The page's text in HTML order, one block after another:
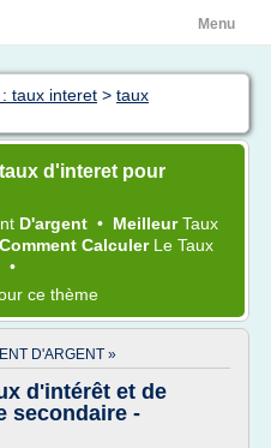
Menu
taux interet > taux
d'interet pour
D'argent • MeilleurTaux
Comment Calculer Le Taux
•
ce thème
D'ARGENT »
d'intérêt et de
secondaire -